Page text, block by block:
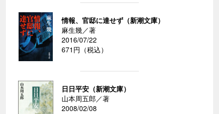
情報、官邸に達せず（新潮文庫）
麻生幾／著
2016/07/22
671円（税込）
日日平安（新潮文庫）
山本周五郎／著
2008/02/08